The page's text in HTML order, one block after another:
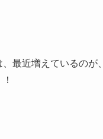
増えているのが、